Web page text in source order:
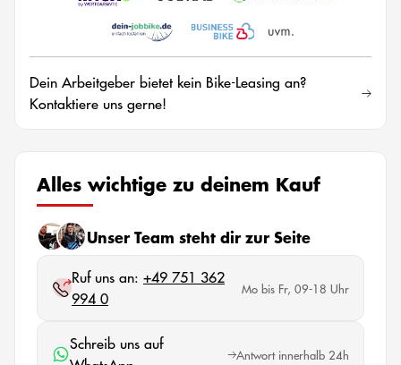
Dein Arbeitgeber bietet kein Bike-Leasing an?
Kontaktiere uns gerne!
Alles wichtige zu deinem Kauf
Unser Team steht dir zur Seite
Ruf uns an: +49 751 362
994 0
Mo bis Fr, 09-18 Uhr
Schreib uns auf
Antwort innerhalb 24h